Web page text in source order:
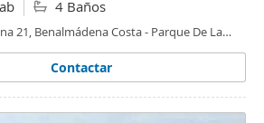
4 Baños
21, Benalmádena Costa - Parque De La
Contactar